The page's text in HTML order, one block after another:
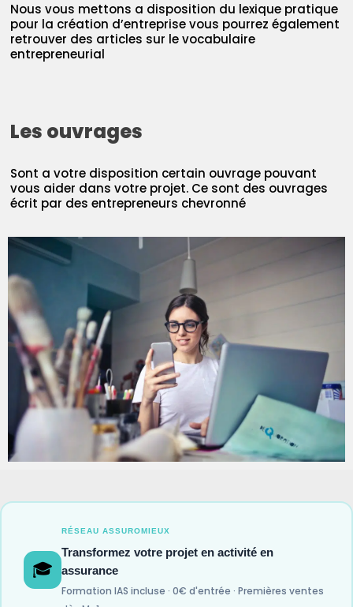
Nous vous mettons a disposition du lexique pratique
pour la création d’entreprise vous pourrez également
retrouver des articles sur le vocabulaire
entrepreneurial
Les ouvrages
Sont a votre disposition certain ouvrage pouvant
vous aider dans votre projet. Ce sont des ouvrages
écrit par des entrepreneurs chevronné
🎓
RÉSEAU ASSUROMIEUX
Transformez votre projet en activité en
assurance
Formation IAS incluse · 0€ d'entrée · Premières ventes